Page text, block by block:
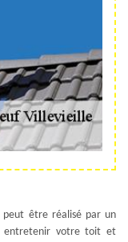
être réalisé par un
entretenir votre toit et